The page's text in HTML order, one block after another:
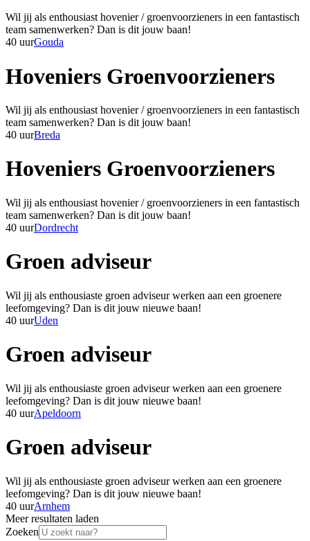
Wil jij als enthousiast hovenier / groenvoorzieners in een fantastisch
team samenwerken? Dan is dit jouw baan!
40 uurGouda
Hoveniers Groenvoorzieners
Wil jij als enthousiast hovenier / groenvoorzieners in een fantastisch
team samenwerken? Dan is dit jouw baan!
40 uurBreda
Hoveniers Groenvoorzieners
Wil jij als enthousiast hovenier / groenvoorzieners in een fantastisch
team samenwerken? Dan is dit jouw baan!
40 uurDordrecht
Groen adviseur
Wil jij als enthousiaste groen adviseur werken aan een groenere
leefomgeving? Dan is dit jouw nieuwe baan!
40 uurUden
Groen adviseur
Wil jij als enthousiaste groen adviseur werken aan een groenere
leefomgeving? Dan is dit jouw nieuwe baan!
40 uurApeldoorn
Groen adviseur
Wil jij als enthousiaste groen adviseur werken aan een groenere
leefomgeving? Dan is dit jouw nieuwe baan!
40 uurArnhem
Meer resultaten laden
Zoeken